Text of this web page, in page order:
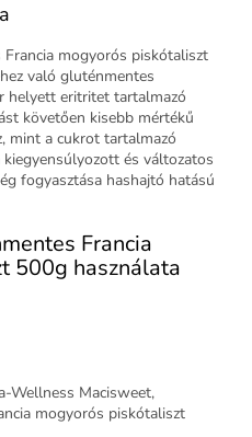
mogyorós piskótaliszt
való gluténmentes
helyett eritritet tartalmazó
követően kisebb mértékű
mint a cukrot tartalmazó
és változatos
fogyasztása hashajtó hatású
Francia
500g használata
Wellness Macisweet,
mogyorós piskótaliszt